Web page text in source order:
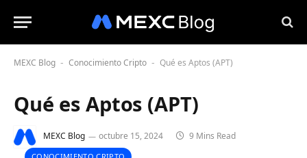
MEXC Blog - Conocimiento Cripto - Qué es Aptos (APT)
Qué es Aptos (APT)
MEXC Blog octubre 15, 2024 9 Mins Read